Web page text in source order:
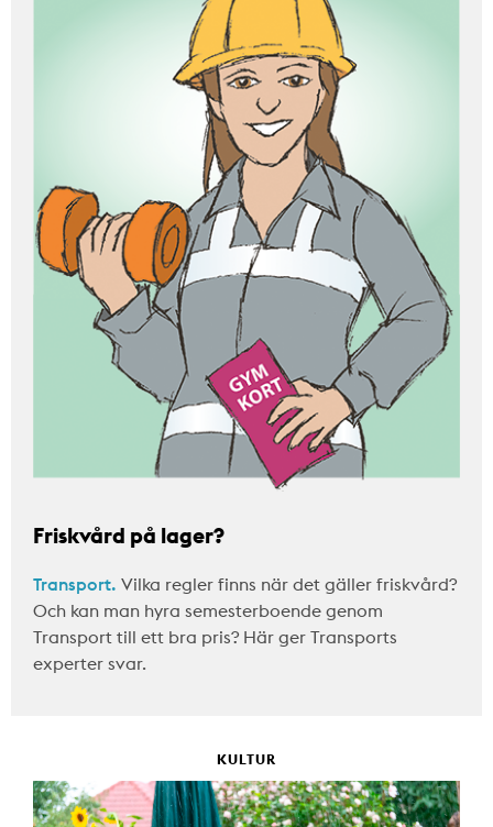
Friskvård på lager?
Transport. Vilka regler finns när det gäller friskvård?
Och kan man hyra semesterboende genom
Transport till ett bra pris? Här ger Transports
experter svar.
KULTUR